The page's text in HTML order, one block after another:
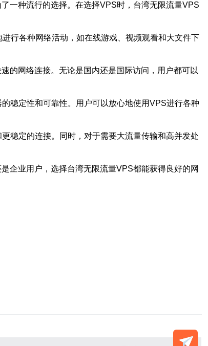
一种流行的选择。在选择VPS时，台湾无限流量VPS
行各种网络活动，如在线游戏、视频观看和大文件下
的网络连接。无论是国内还是国际访问，用户都可以
稳定性和可靠性。用户可以放心地使用VPS进行各种
稳定的连接。同时，对于需要大流量传输和高并发处
企业用户，选择台湾无限流量VPS都能获得良好的网